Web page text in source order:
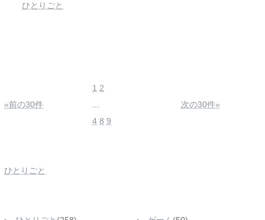
ひとりごと
«前の30件
1 2
4 8 9
次の30件»
ひとりごと